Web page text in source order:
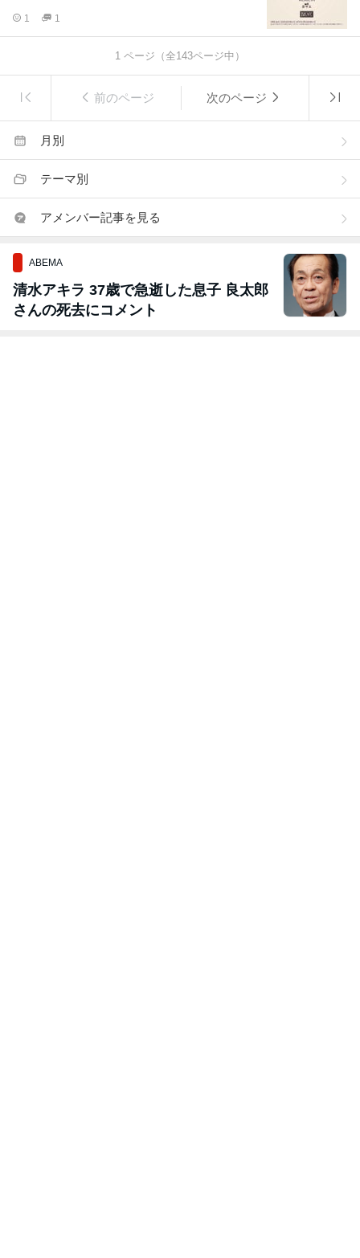
1 1
1 ページ（全143ページ中）
前のページ 次のページ
月別
テーマ別
アメンバー記事を見る
ABEMA
清水アキラ 37歳で急逝した息子 良太郎
さんの死去にコメント